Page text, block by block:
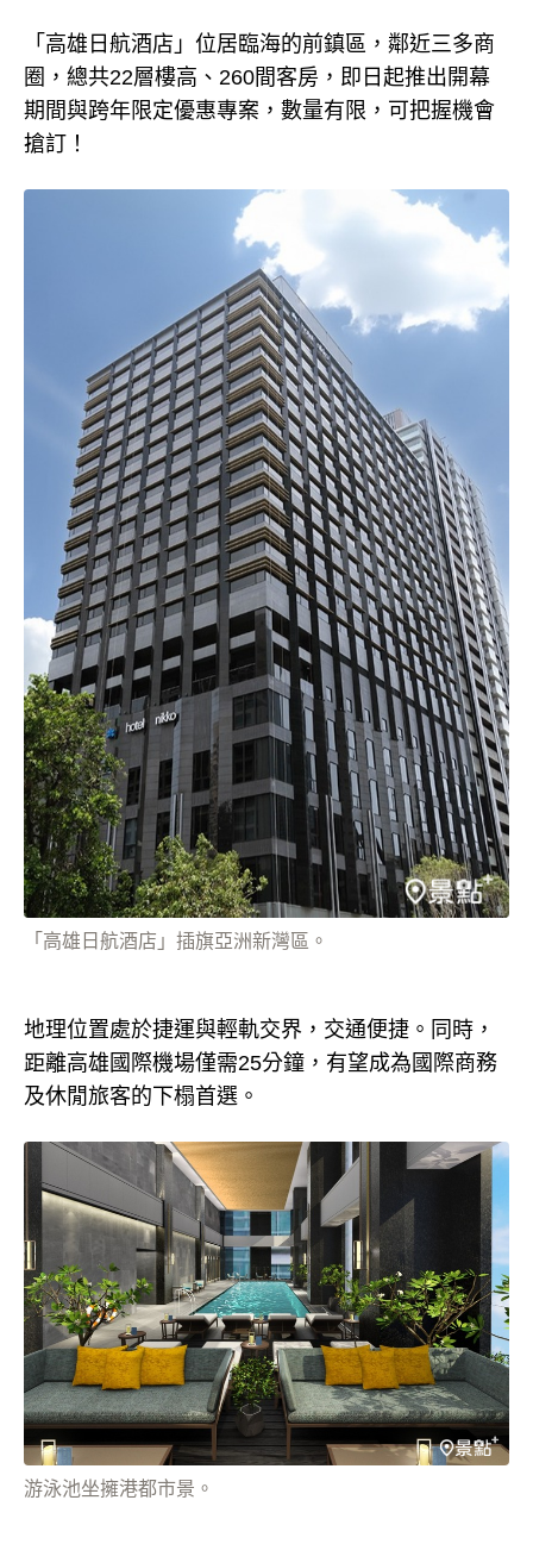
「高雄日航酒店」位居臨海的前鎮區，鄰近三多商
圈，總共22層樓高、260間客房，即日起推出開幕
期間與跨年限定優惠專案，數量有限，可把握機會
搶訂！
「高雄日航酒店」插旗亞洲新灣區。
地理位置處於捷運與輕軌交界，交通便捷。同時，
距離高雄國際機場僅需25分鐘，有望成為國際商務
及休閒旅客的下榻首選。
游泳池坐擁港都市景。